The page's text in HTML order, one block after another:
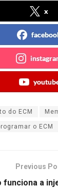
x
do ECM
o ECM
Previous
funciona a